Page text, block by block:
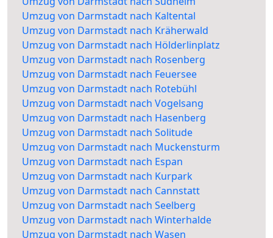
Umzug von Darmstadt nach Kaltental
Umzug von Darmstadt nach Kräherwald
Umzug von Darmstadt nach Hölderlinplatz
Umzug von Darmstadt nach Rosenberg
Umzug von Darmstadt nach Feuersee
Umzug von Darmstadt nach Rotebühl
Umzug von Darmstadt nach Vogelsang
Umzug von Darmstadt nach Hasenberg
Umzug von Darmstadt nach Solitude
Umzug von Darmstadt nach Muckensturm
Umzug von Darmstadt nach Espan
Umzug von Darmstadt nach Kurpark
Umzug von Darmstadt nach Cannstatt
Umzug von Darmstadt nach Seelberg
Umzug von Darmstadt nach Winterhalde
Umzug von Darmstadt nach Wasen